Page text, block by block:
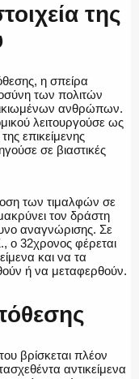
της
η σπείρα
των πολιτών
ανθρώπων.
λειτουργούσε ως
επικείμενης
σε βιαστικές
των τιμαλφών σε
τον δράστη
αναγνώρισης. Σε
ο 32χρονος φέρεται
και να τα
ή να μεταφερθούν.
βρίσκεται πλέον
αντικείμενα